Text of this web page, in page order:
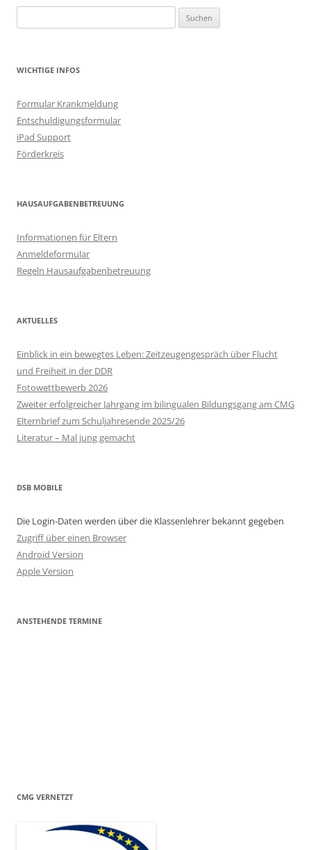
nach:
WICHTIGE INFOS
Formular Krankmeldung
Entschuldigungsformular
iPad Support
Förderkreis
HAUSAUFGABENBETREUUNG
Informationen für Eltern
Anmeldeformular
Regeln Hausaufgabenbetreuung
AKTUELLES
Einblick in ein bewegtes Leben: Zeitzeugengespräch über Flucht
und Freiheit in der DDR
Fotowettbewerb 2026
Zweiter erfolgreicher Jahrgang im bilingualen Bildungsgang am CMG
Elternbrief zum Schuljahresende 2025/26
Literatur – Mal jung gemacht
DSB MOBILE
Die Login-Daten werden über die Klassenlehrer bekannt gegeben
Zugriff über einen Browser
Android Version
Apple Version
ANSTEHENDE TERMINE
CMG VERNETZT